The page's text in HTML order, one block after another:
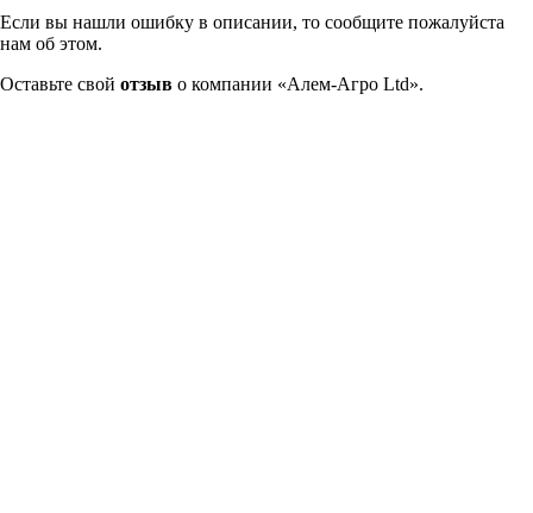
Если вы нашли ошибку в описании, то сообщите пожалуйста
нам об этом.
Оставьте свой отзыв о компании «Алем-Агро Ltd».